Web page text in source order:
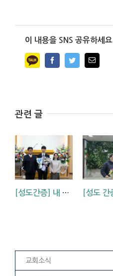
이 내용을 SNS 공유하세요
FacebookTwitterEmail
관련 글
[성도간증] 내 삶에 역사하시는 하나님 (김기석 신학생 간증)
교회소식